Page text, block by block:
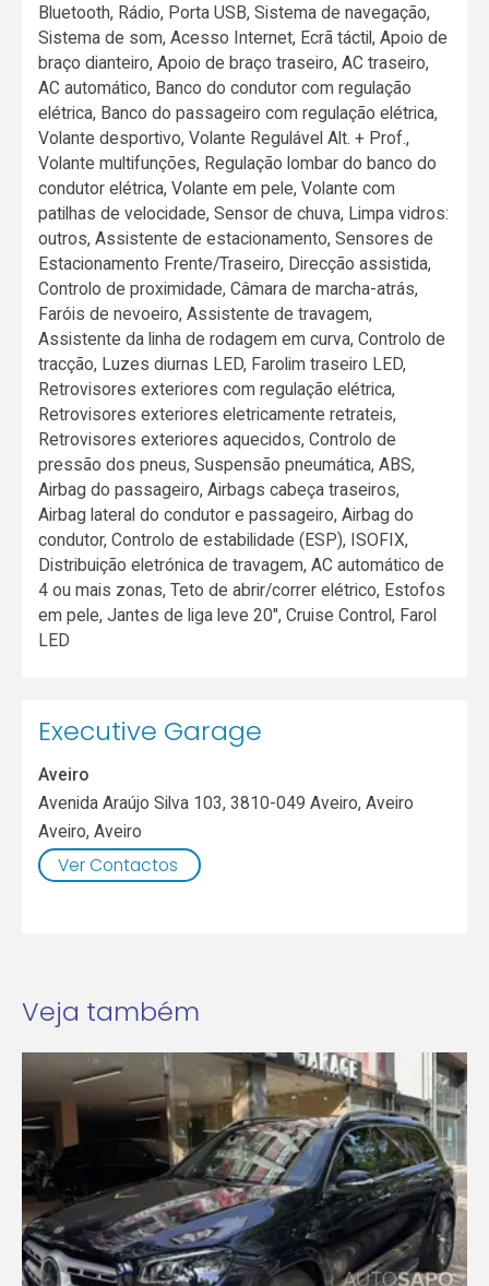
Bluetooth, Rádio, Porta USB, Sistema de navegação,
Sistema de som, Acesso Internet, Ecrã táctil, Apoio de
braço dianteiro, Apoio de braço traseiro, AC traseiro,
AC automático, Banco do condutor com regulação
elétrica, Banco do passageiro com regulação elétrica,
Volante desportivo, Volante Regulável Alt. + Prof.,
Volante multifunções, Regulação lombar do banco do
condutor elétrica, Volante em pele, Volante com
patilhas de velocidade, Sensor de chuva, Limpa vidros:
outros, Assistente de estacionamento, Sensores de
Estacionamento Frente/Traseiro, Direcção assistida,
Controlo de proximidade, Câmara de marcha-atrás,
Faróis de nevoeiro, Assistente de travagem,
Assistente da linha de rodagem em curva, Controlo de
tracção, Luzes diurnas LED, Farolim traseiro LED,
Retrovisores exteriores com regulação elétrica,
Retrovisores exteriores eletricamente retrateis,
Retrovisores exteriores aquecidos, Controlo de
pressão dos pneus, Suspensão pneumática, ABS,
Airbag do passageiro, Airbags cabeça traseiros,
Airbag lateral do condutor e passageiro, Airbag do
condutor, Controlo de estabilidade (ESP), ISOFIX,
Distribuição eletrónica de travagem, AC automático de
4 ou mais zonas, Teto de abrir/correr elétrico, Estofos
em pele, Jantes de liga leve 20", Cruise Control, Farol
LED
Executive Garage
Aveiro
Avenida Araújo Silva 103, 3810-049 Aveiro, Aveiro
Aveiro,Aveiro
Ver Contactos
Veja também